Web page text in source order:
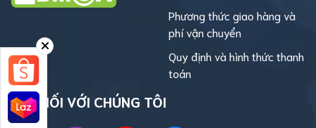
Phương thức giao hàng và
phí vận chuyển
Quy định và hình thức thanh
toán
KẾT NỐI VỚI CHÚNG TÔI